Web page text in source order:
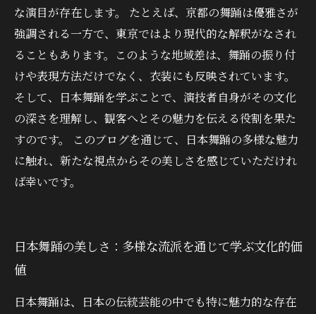
な演目が存在します。 たとえば、京都の舞踊は優雅さが
強調される一方で、東京ではより現代的な解釈がなされ
ることもあります。このような地域差は、舞踊の振り付
けや表現方法だけでなく、衣装にも反映されています。
そして、日本舞踊を学ぶことで、演技者自身がその文化
の深さを理解し、観客へとその魅力を伝える役割を果た
すのです。 このブログを通じて、日本舞踊の多様な魅力
に触れ、新たな視点からその美しさを感じていただけれ
ば幸いです。
日本舞踊の美しさ：多様な流派を通じて学ぶ文化的価
値
日本舞踊は、日本の伝統芸能の中でも特に魅力的な存在